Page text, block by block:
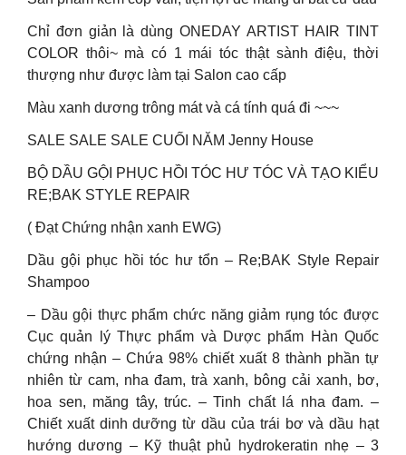
Chỉ đơn giản là dùng ONEDAY ARTIST HAIR TINT
COLOR thôi~ mà có 1 mái tóc thật sành điệu, thời
thượng như được làm tại Salon cao cấp
Màu xanh dương trông mát và cá tính quá đi ~~~
SALE SALE SALE CUỐI NĂM Jenny House
BỘ DẦU GỘI PHỤC HỒI TÓC HƯ TÓC VÀ TẠO KIỂU
RE;BAK STYLE REPAIR
( Đạt Chứng nhận xanh EWG)
Dầu gội phục hồi tóc hư tổn – Re;BAK Style Repair
Shampoo
– Dầu gội thực phẩm chức năng giảm rụng tóc được
Cục quản lý Thực phẩm và Dược phẩm Hàn Quốc
chứng nhận – Chứa 98% chiết xuất 8 thành phần tự
nhiên từ cam, nha đam, trà xanh, bông cải xanh, bơ,
hoa sen, măng tây, trúc. – Tinh chất lá nha đam. –
Chiết xuất dinh dưỡng từ dầu của trái bơ và dầu hạt
hướng dương – Kỹ thuật phủ hydrokeratin nhẹ – 3